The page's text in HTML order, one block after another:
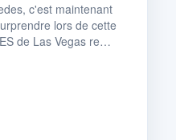
c'est maintenant
lors de cette
de Las Vegas re…